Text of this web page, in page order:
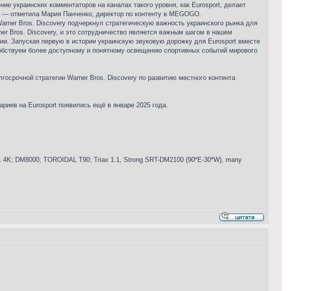
украинских комментаторов на каналах такого уровня, как Eurosport, делает
отметила Мария Панченко, директор по контенту в MEGOGO.
Bros. Discovery подчеркнул стратегическую важность украинского рынка для
Bros. Discovery, и это сотрудничество является важным шагом в нашем
Запуская первую в истории украинскую звуковую дорожку для Eurosport вместе
более доступному и понятному освещению спортивных событий мирового
стратегии Warner Bros. Discovery по развитию местного контента
на Eurosport появились ещё в январе 2025 года.
DM8000; TOROIDAL T90; Triax 1.1, Strong SRT-DM2100 (90*E-30*W), many